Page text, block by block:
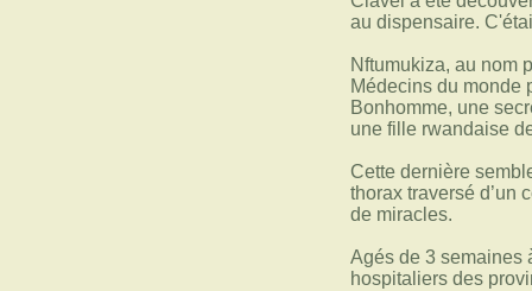
au dispensaire.
Nftumukiza, au nom
Médecins du monde
Bonhomme, une
une fille rwandaise
Cette dernière
thorax traversé d’un
de miracles.
Agés de 3 semaines
hospitaliers des